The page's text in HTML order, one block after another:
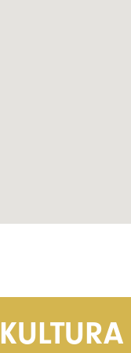
KULTURA